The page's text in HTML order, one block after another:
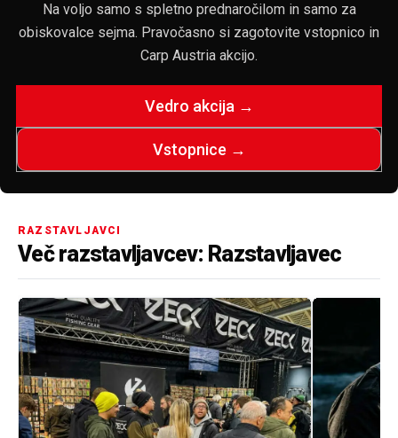
Na voljo samo s spletno prednaročilom in samo za
obiskovalce sejma. Pravočasno si zagotovite vstopnico in
Carp Austria akcijo.
Vedro akcija →
Vstopnice →
RAZSTAVLJAVCI
Več razstavljavcev: Razstavljavec